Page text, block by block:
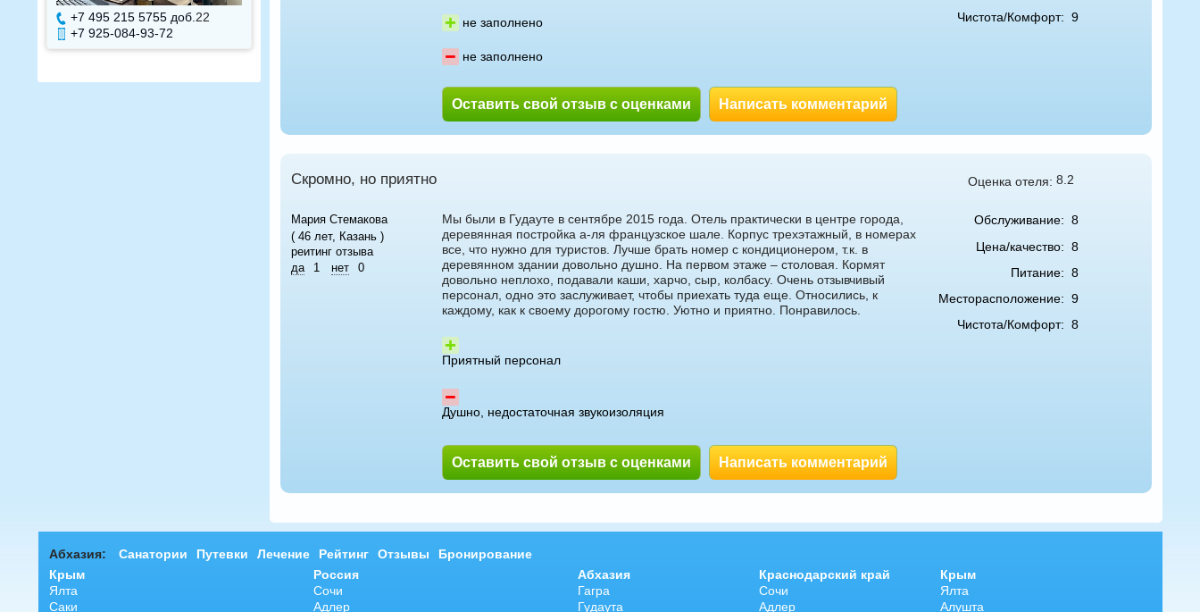
+7 495 215 5755 доб. 22
+7 925-084-93-72
7
не заполнено
не заполнено
Оставить свой отзыв с оценками Написать комментарий
Чистота/Комфорт: 9
Скромно, но приятно Оценка отеля: 8.2
Мария Стемакова
( 46 лет, Казань )
реитинг отзыва
да
1 нет 0
Мы были в Гудауте в сентябре 2015 года. Отель практически в центре города,
деревянная постройка а-ля французское шале. Корпус трехэтажный, в номерах
все, что нужно для туристов. Лучше брать номер с кондиционером, т.к. в
деревянном здании довольно душно. На первом этаже – столовая. Кормят
довольно неплохо, подавали каши, харчо, сыр, колбасу. Очень отзывчивый
персонал, одно это заслуживает, чтобы приехать туда еще. Относились, к
каждому, как к своему дорогому гостю. Уютно и приятно. Понравилось.
Приятный персонал
Душно, недостаточная звукоизоляция
Оставить свой отзыв с оценками Написать комментарий
Обслуживание: 8
Цена/качество: 8
Питание: 8
Месторасположение: 9
Чистота/Комфорт: 8
Абхазия: Санатории Путевки Лечение Рейтинг Отзывы
Бронирование
Крым
Ялта
Саки
Россия
Сочи
Адлер
Абхазия
Гагра
Гудаута
Краснодарский край
Сочи
Адлер
Крым
Ялта
Алушта